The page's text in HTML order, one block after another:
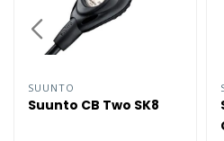
SUUNTO
Suunto CB Two SK8